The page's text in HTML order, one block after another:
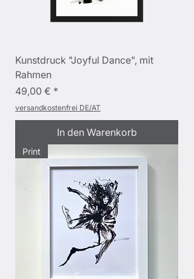
Kunstdruck "Joyful Dance", mit
Rahmen
Preis
49,00 €
versandkostenfrei DE/AT
In den Warenkorb
Print